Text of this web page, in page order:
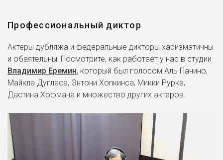
Профессиональный диктор
Актеры дубляжа и федеральные дикторы харизматичны
и обаятельны! Посмотрите, как работает у нас в студии
Владимир Еремин, который был голосом Аль Пачино,
Майкла Дугласа, Энтони Хопкинса, Микки Рурка,
Дастина Хофмана и множество других актеров.